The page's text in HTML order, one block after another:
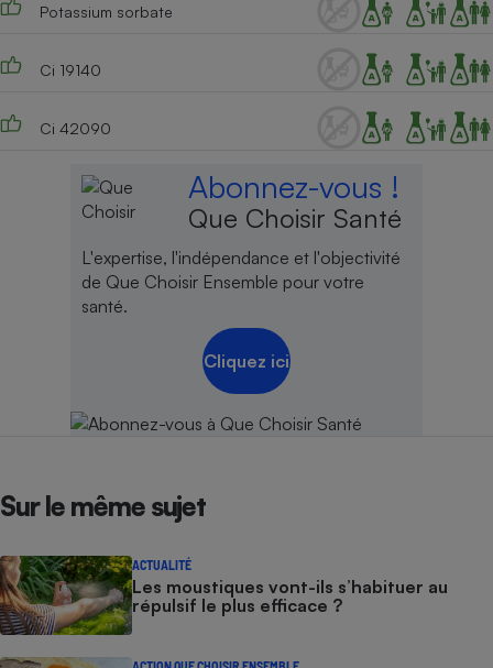
Potassium sorbate
Ci 19140
Ci 42090
Abonnez-vous !
Que Choisir Santé
L'expertise, l'indépendance et l'objectivité
de Que Choisir Ensemble pour votre
santé.
Cliquez ici
Sur le même sujet
ACTUALITÉ
Les moustiques vont-ils s’habituer au
répulsif le plus efficace ?